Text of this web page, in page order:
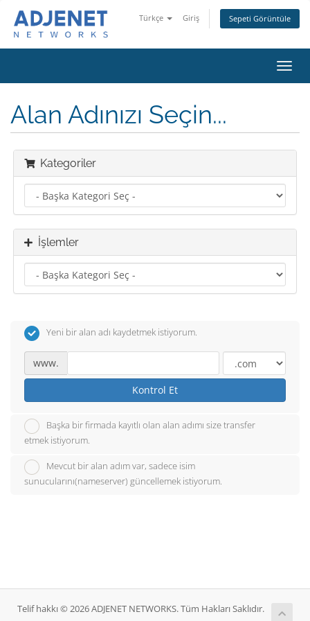
Türkçe Giriş Sepeti Görüntüle
Alan Adınızı Seçin...
Kategoriler
İşlemler
Yeni bir alan adı kaydetmek istiyorum.
www.
Kontrol Et
Başka bir firmada kayıtlı olan alan adımı size transfer
etmek istiyorum.
Mevcut bir alan adım var, sadece isim
sunucularını(nameserver) güncellemek istiyorum.
Telif hakkı © 2026 ADJENET NETWORKS. Tüm Hakları Saklıdır.